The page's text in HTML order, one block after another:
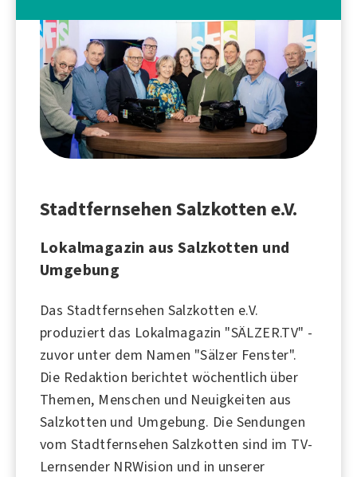
Stadtfernsehen Salzkotten e.V.
Lokalmagazin aus Salzkotten und
Umgebung
Das Stadtfernsehen Salzkotten e.V.
produziert das Lokalmagazin "SÄLZER.TV" -
zuvor unter dem Namen "Sälzer Fenster".
Die Redaktion berichtet wöchentlich über
Themen, Menschen und Neuigkeiten aus
Salzkotten und Umgebung. Die Sendungen
vom Stadtfernsehen Salzkotten sind im TV-
Lernsender NRWision und in unserer